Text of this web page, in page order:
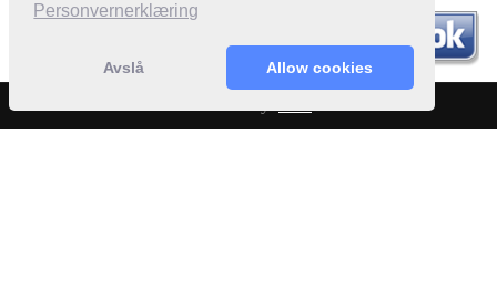
Personvernerklæring
Avslå Allow cookies